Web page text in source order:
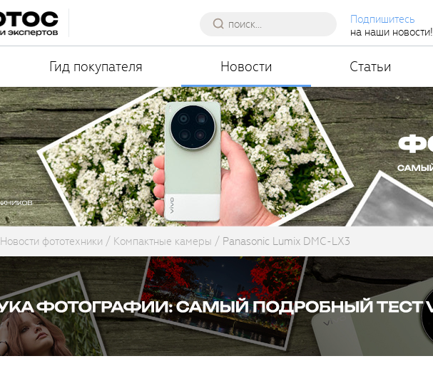
Подпишитесь
на наши новости!
Гид покупателя Новости Статьи
Новости фототехники Компактные камеры Panasonic Lumix DMC-LX3